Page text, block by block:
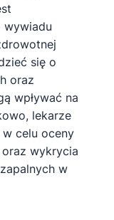
wywiadu
się o
oraz
wpływać na
lekarze
celu oceny
wykrycia
w